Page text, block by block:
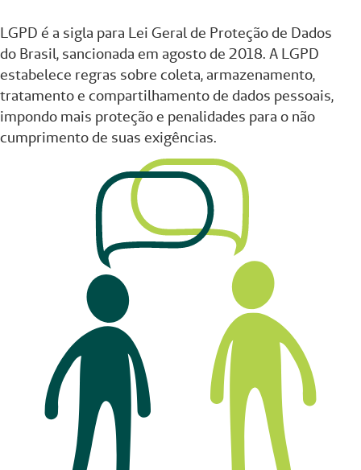
LGPD é a sigla para Lei Geral de Proteção de Dados
do Brasil, sancionada em agosto de 2018. A LGPD
estabelece regras sobre coleta, armazenamento,
tratamento e compartilhamento de dados pessoais,
impondo mais proteção e penalidades para o não
cumprimento de suas exigências.